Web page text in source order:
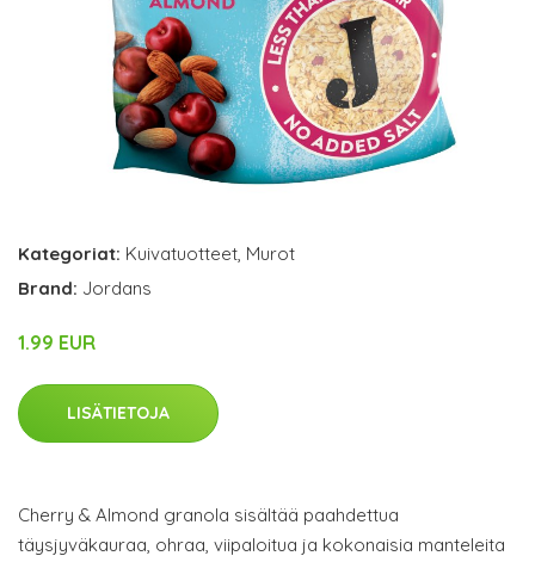
Kategoriat: Kuivatuotteet, Murot
Brand: Jordans
1.99 EUR
LISÄTIETOJA
Cherry & Almond granola sisältää paahdettua
täysjyväkauraa, ohraa, viipaloitua ja kokonaisia manteleita